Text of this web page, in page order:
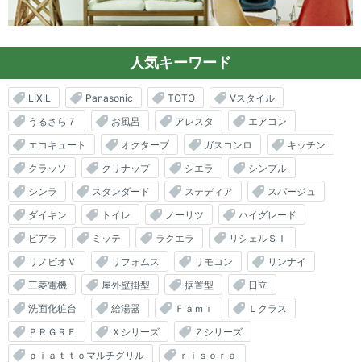
人気キーワード
LIXIL Panasonic TOTO
Vスタイル
うるさら７
お風呂 アレスタ
エアコン
エコキュート
オクターブ ガスコンロ
キッチン
クラッソ
クリナップ シエラ
シンプル
シンラ
スタンダード ステディア
スパージュ
ダイキン
トイレ ノーリツ
ハイグレード
ピアラ
ミッテ ラクエラ
リシェルＳＩ
リノビオＶ
リフォムス リモコン
リンナイ
三菱電機
屋外壁掛型 据置型
日立
洗面化粧台
給湯器 Ｆａｍｉ
Ｌクラス
ＰＲＧＲＥ
Ｘシリーズ
Ｚシリーズ
ｐｉａｔｔｏマルチグリル
ｒｉｓｏｒａ